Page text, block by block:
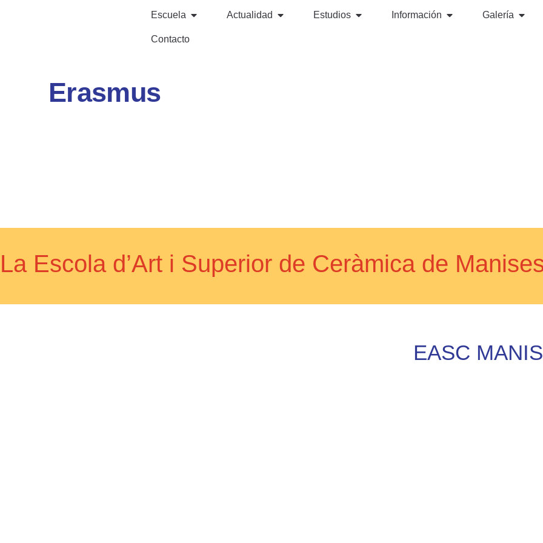
Escuela Actualidad Estudios Información Galería
Contacto
Erasmus
La Escola d’Art i Superior de Ceràmica de
EASC